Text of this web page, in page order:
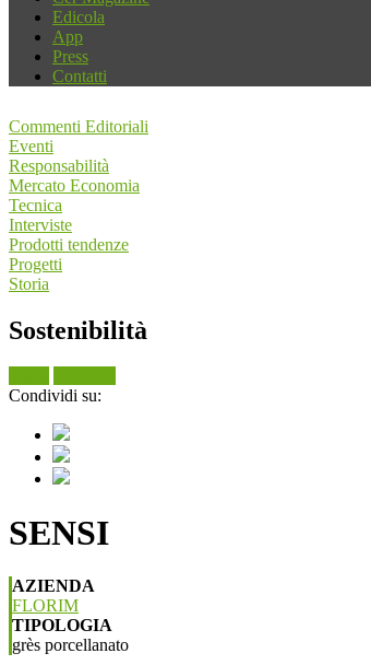
Edicola
App
Press
Contatti
Commenti Editoriali
Eventi
Responsabilità
Mercato Economia
Tecnica
Interviste
Prodotti tendenze
Progetti
Storia
Sostenibilità
Condividi su:
SENSI
AZIENDA
FLORIM
TIPOLOGIA
grès porcellanato